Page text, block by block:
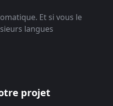
Et si vous le
langues
projet